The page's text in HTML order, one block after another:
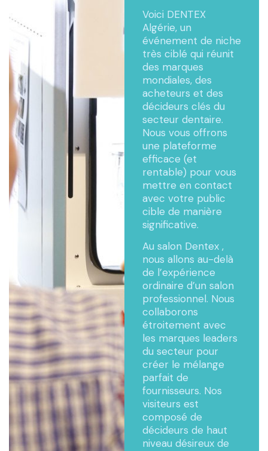
Voici DENTEX
Algérie, un
événement de niche
très ciblé qui réunit
des marques
mondiales, des
acheteurs et des
décideurs clés du
secteur dentaire.
Nous vous offrons
une plateforme
efficace (et
rentable) pour vous
mettre en contact
avec votre public
cible de manière
significative.
Au salon Dentex ,
nous allons au-delà
de l’expérience
ordinaire d’un salon
professionnel. Nous
collaborons
étroitement avec
les marques leaders
du secteur pour
créer le mélange
parfait de
fournisseurs. Nos
visiteurs est
composé de
décideurs de haut
niveau désireux de